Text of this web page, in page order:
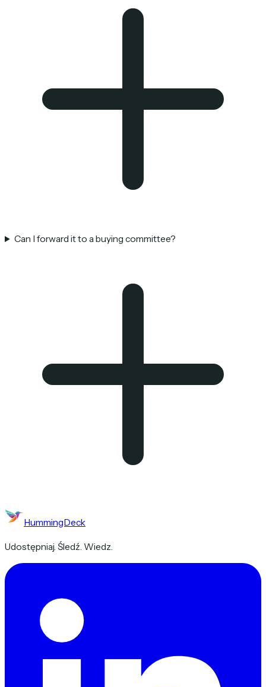
Can I forward it to a buying committee?
HummingDeck
Udostępniaj. Śledź. Wiedz.